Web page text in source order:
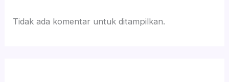
Tidak ada komentar untuk ditampilkan.